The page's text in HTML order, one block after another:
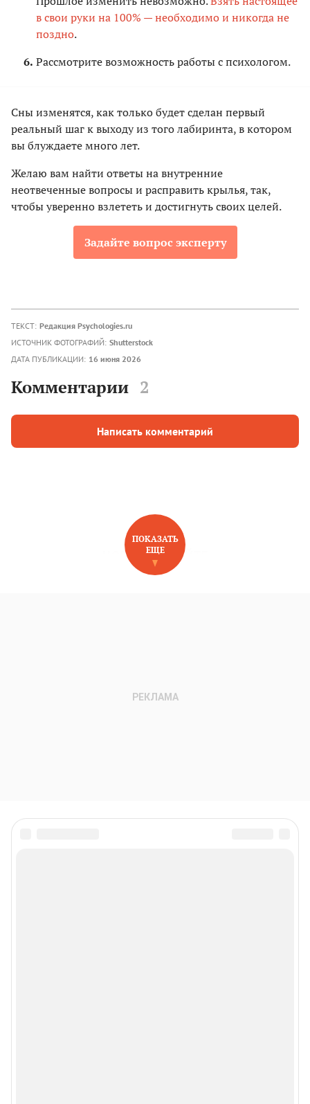
в свои руки на 100% — необходимо и никогда не
поздно.
Рассмотрите возможность работы с психологом.
Сны изменятся, как только будет сделан первый
реальный шаг к выходу из того лабиринта, в котором
вы блуждаете много лет.
Желаю вам найти ответы на внутренние
неотвеченные вопросы и расправить крылья, так,
чтобы уверенно взлететь и достигнуть своих целей.
Задайте вопрос эксперту
ТЕКСТ: Редакция Psychologies.ru
ИСТОЧНИК ФОТОГРАФИЙ: Shutterstock
ДАТА ПУБЛИКАЦИИ: 16 июня 2026
Комментарии 2
Написать комментарий
НОВОЕ НА САЙТЕ
ПОКАЗАТЬ
ЕЩЕ